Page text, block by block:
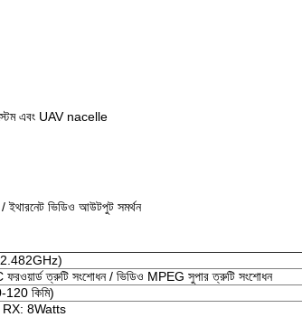
এবং UAV nacelle
ভিডিও আউটপুট সমর্থন
ফরওয়ার্ড ত্রুটি সংশোধন / ভিডিও MPEG সুপার ত্রুটি সংশোধন
কিমি)
8Watts